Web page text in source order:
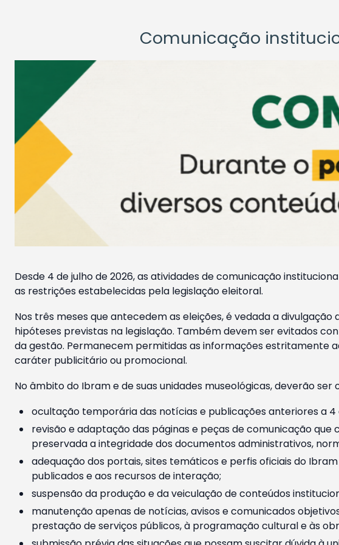
Comunicação
Desde 4 de julho de 2026, as atividades de comunicação
as restrições estabelecidas pela legislação eleitoral.
Nos três meses que antecedem as eleições, é vedada a
hipóteses previstas na legislação. Também devem ser evitados
da gestão. Permanecem permitidas as informações estritamente
caráter publicitário ou promocional.
No âmbito do Ibram e de suas unidades museológicas, deverão
ocultação temporária das notícias e publicações anteriores a
revisão e adaptação das páginas e peças de comunicação
preservada a integridade dos documentos administrativos,
adequação dos portais, sites temáticos e perfis oficiais do
publicados e aos recursos de interação;
suspensão da produção e da veiculação de conteúdos
manutenção apenas de notícias, avisos e comunicados
prestação de serviços públicos, à programação cultural e às